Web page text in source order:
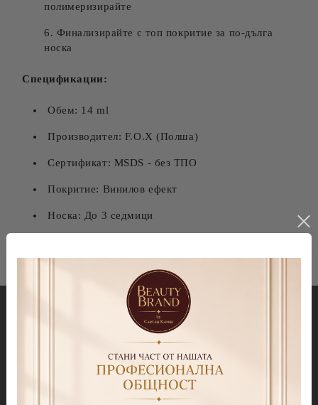
полимеризирайте
Финализирайте с топ покритие за по-дълга
носка
Спецификации:
Обем: 14 ml
Производител: F.O.X (Полша)
Сертификат: MSDS - без ТПО
Покритие: Винилов ефект
Носка: До 3 седмици
Гел лакове
Колекция Spectrum 14 ml
Колекция Spectrum Shot 5гр.
Декорации
Slime gel
Гел бои
Витражни-Vitrage Gel